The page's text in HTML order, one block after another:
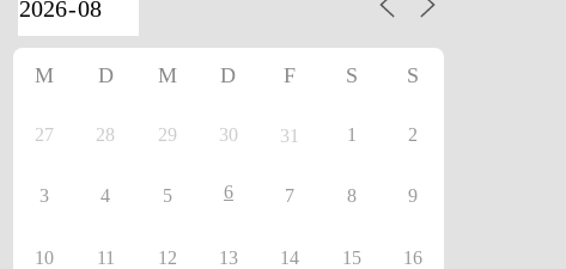
M D M D F S S
27 28 29 30 31 1 2
3 4 5 6 7 8 9
10 11 12 13 14 15 16